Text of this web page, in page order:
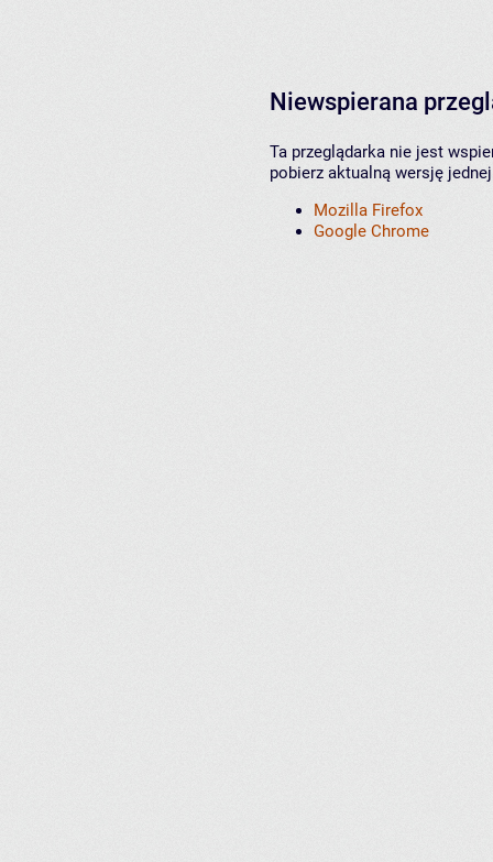
Niewspierana
Ta przeglądarka nie jest
pobierz aktualną wersję
Mozilla Firefox
Google Chrome